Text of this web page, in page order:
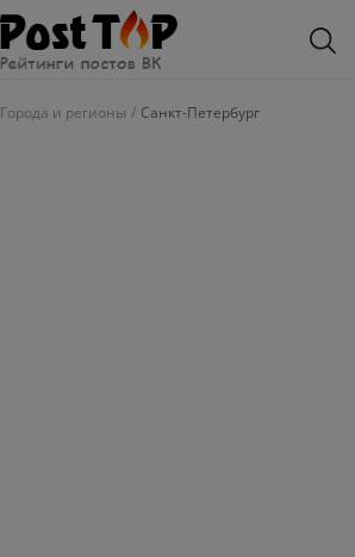
Города и регионы Санкт-Петербург